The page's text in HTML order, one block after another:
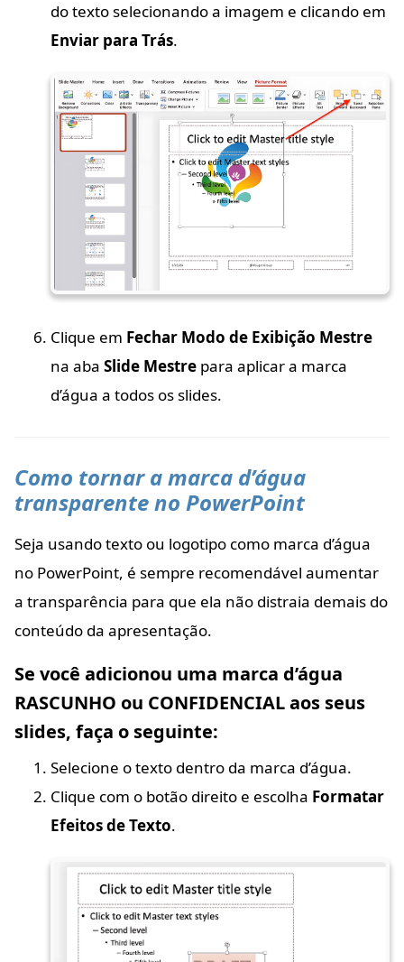
do texto selecionando a imagem e clicando em
Enviar para Trás.
Clique em Fechar Modo de Exibição Mestre
na aba Slide Mestre para aplicar a marca
d’água a todos os slides.
Como tornar a marca d’água
transparente no PowerPoint
Seja usando texto ou logotipo como marca d’água
no PowerPoint, é sempre recomendável aumentar
a transparência para que ela não distraia demais do
conteúdo da apresentação.
Se você adicionou uma marca d’água
RASCUNHO ou CONFIDENCIAL aos seus
slides, faça o seguinte:
Selecione o texto dentro da marca d’água.
Clique com o botão direito e escolha Formatar
Efeitos de Texto.